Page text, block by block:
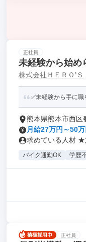
正社員
未経験から始め
株式会社ＨＥＲＯ’Ｓ
✅未経験から手に
熊本県熊本市西区
月給27万円～50万
求めている人材 ★
バイク通勤OK 学歴
正社員